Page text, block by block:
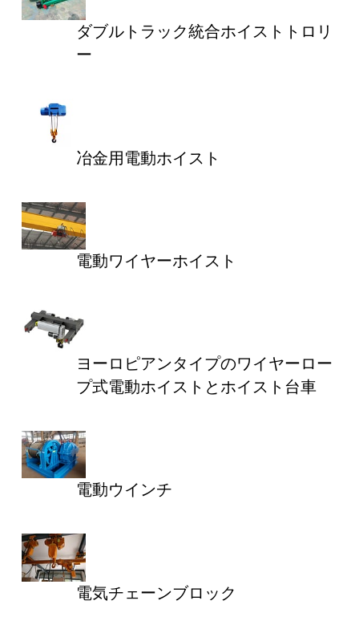
ダブルトラック統合ホイストトロリ
ー
冶金用電動ホイスト
電動ワイヤーホイスト
ヨーロピアンタイプのワイヤーロー
プ式電動ホイストとホイスト台車
電動ウインチ
電気チェーンブロック